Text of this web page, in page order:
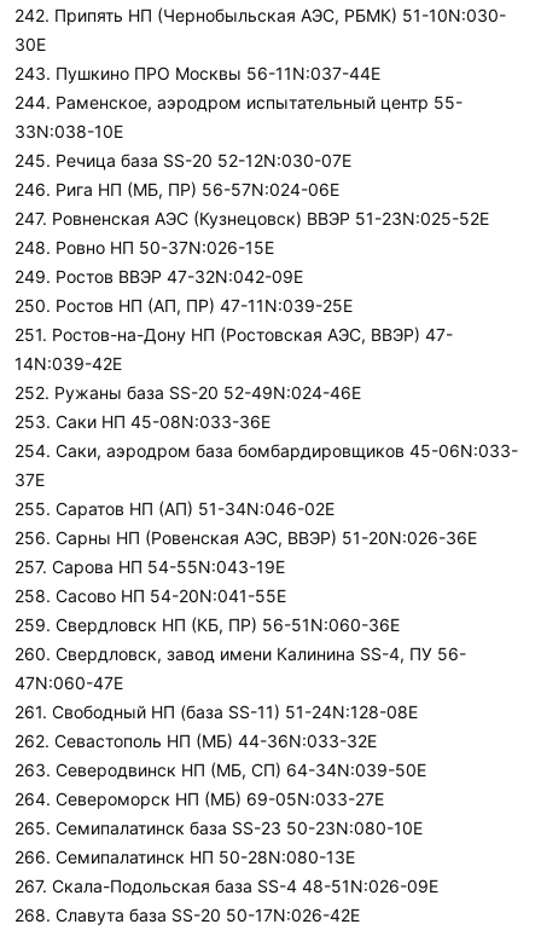
242. Припять НП (Чернобыльская АЭС, РБМК) 51-10N:030-
30E
243. Пушкино ПРО Москвы 56-11N:037-44E
244. Раменское, аэродром испытательный центр 55-
33N:038-10E
245. Речица база SS-20 52-12N:030-07E
246. Рига НП (МБ, ПР) 56-57N:024-06E
247. Ровненская АЭС (Кузнецовск) ВВЭР 51-23N:025-52E
248. Ровно НП 50-37N:026-15E
249. Ростов ВВЭР 47-32N:042-09E
250. Ростов НП (АП, ПР) 47-11N:039-25E
251. Ростов-на-Дону НП (Ростовская АЭС, ВВЭР) 47-
14N:039-42E
252. Ружаны база SS-20 52-49N:024-46E
253. Саки НП 45-08N:033-36E
254. Саки, аэродром база бомбардировщиков 45-06N:033-
37E
255. Саратов НП (АП) 51-34N:046-02E
256. Сарны НП (Ровенская АЭС, ВВЭР) 51-20N:026-36E
257. Сарова НП 54-55N:043-19E
258. Сасово НП 54-20N:041-55E
259. Свердловск НП (КБ, ПР) 56-51N:060-36E
260. Свердловск, завод имени Калинина SS-4, ПУ 56-
47N:060-47E
261. Свободный НП (база SS-11) 51-24N:128-08E
262. Севастополь НП (МБ) 44-36N:033-32E
263. Северодвинск НП (МБ, СП) 64-34N:039-50E
264. Североморск НП (МБ) 69-05N:033-27E
265. Семипалатинск база SS-23 50-23N:080-10E
266. Семипалатинск НП 50-28N:080-13E
267. Скала-Подольская база SS-4 48-51N:026-09E
268. Славута база SS-20 50-17N:026-42E